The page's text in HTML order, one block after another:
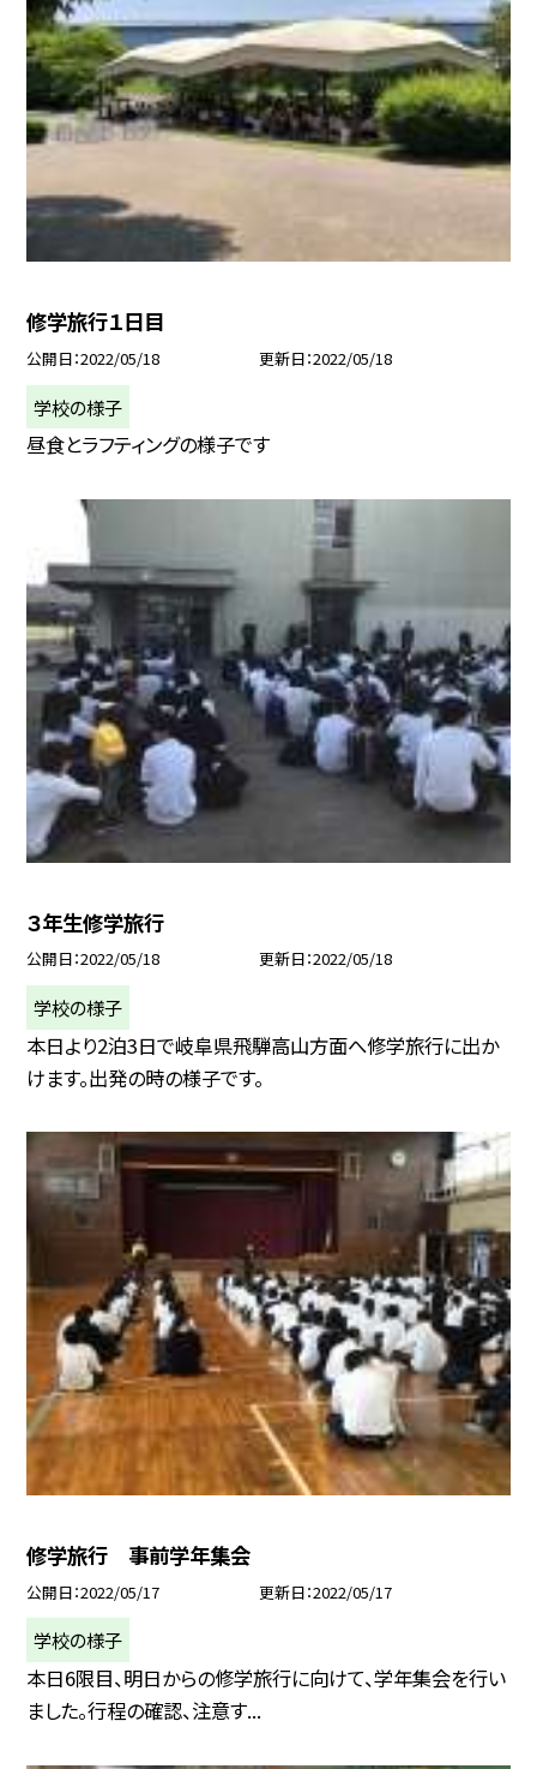
修学旅行１日目
公開日 2022/05/18 更新日 2022/05/18
学校の様子
昼食とラフティングの様子です
３年生修学旅行
公開日 2022/05/18 更新日 2022/05/18
学校の様子
本日より2泊3日で岐阜県飛騨高山方面へ修学旅行に出か
けます。出発の時の様子です。
修学旅行 事前学年集会
公開日 2022/05/17 更新日 2022/05/17
学校の様子
本日6限目、明日からの修学旅行に向けて、学年集会を行い
ました。行程の確認、注意す...